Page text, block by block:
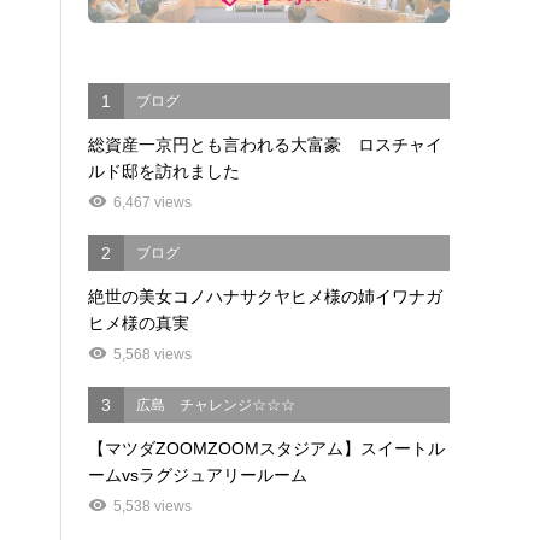
1 ブログ
総資産一京円とも言われる大富豪 ロスチャイ
ルド邸を訪れました
6,467 views
2 ブログ
絶世の美女コノハナサクヤヒメ様の姉イワナガ
ヒメ様の真実
5,568 views
3 広島 チャレンジ☆☆☆
【マツダZOOMZOOMスタジアム】スイートル
ームvsラグジュアリールーム
5,538 views